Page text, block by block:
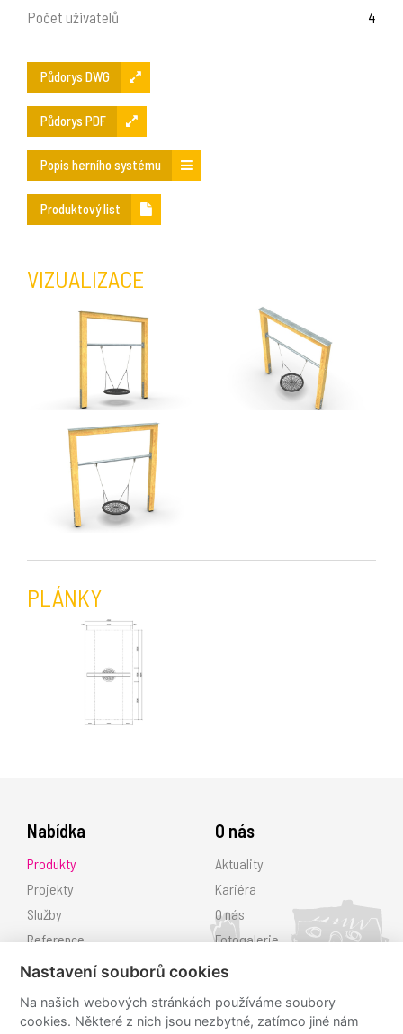
Počet uživatelů 4
Půdorys DWG
Půdorys PDF
Popis herního systému
Produktový list
VIZUALIZACE
PLÁNKY
Nabídka
Produkty
Projekty
Služby
Reference
O nás
Aktuality
Kariéra
O nás
Fotogalerie
Ke stažení
Nastavení souborů cookies
Na našich webových stránkách používáme soubory
cookies. Některé z nich jsou nezbytné, zatímco jiné nám